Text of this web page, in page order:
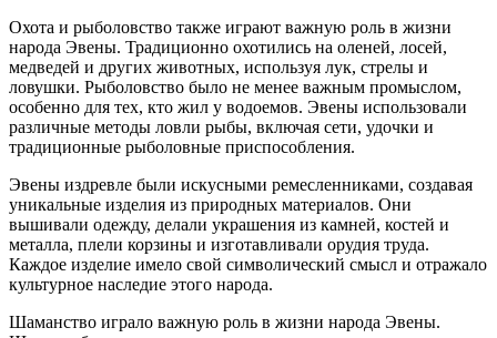
Охота и рыболовство также играют важную роль в жизни
народа Эвены. Традиционно охотились на оленей, лосей,
медведей и других животных, используя лук, стрелы и
ловушки. Рыболовство было не менее важным промыслом,
особенно для тех, кто жил у водоемов. Эвены использовали
различные методы ловли рыбы, включая сети, удочки и
традиционные рыболовные приспособления.
Эвены издревле были искусными ремесленниками, создавая
уникальные изделия из природных материалов. Они
вышивали одежду, делали украшения из камней, костей и
металла, плели корзины и изготавливали орудия труда.
Каждое изделие имело свой символический смысл и отражало
культурное наследие этого народа.
Шаманство играло важную роль в жизни народа Эвены.